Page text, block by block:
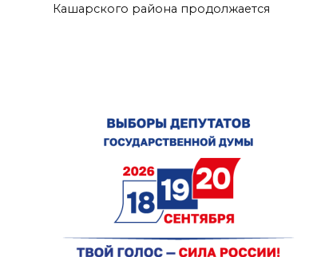
Кашарского района продолжается